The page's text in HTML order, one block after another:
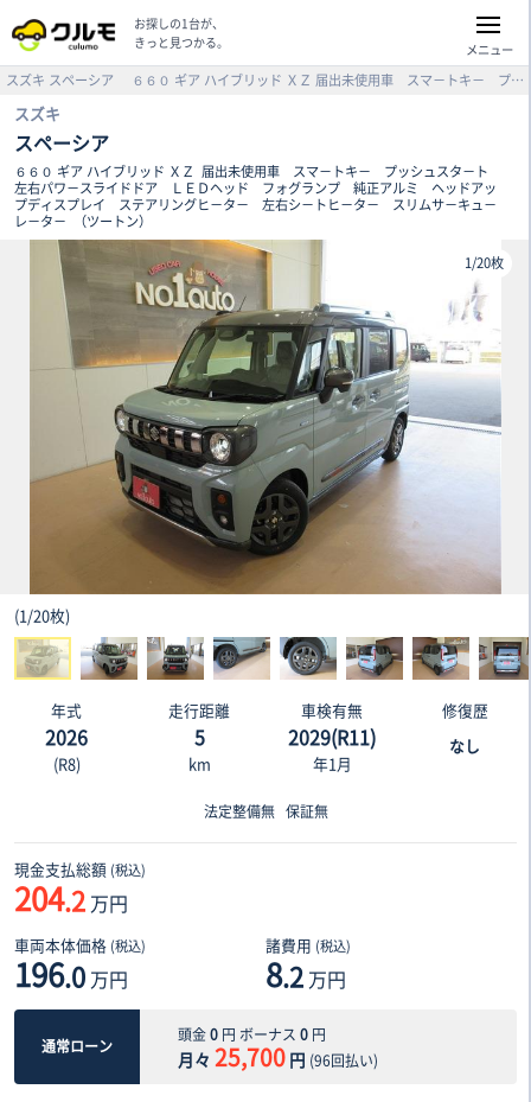
お探しの1台が、
きっと見つかる。
メニュー
スズキ スペーシア ６６０ ギア ハイブリッド ＸＺ 届出未使用車 スマ－トキ－ プッシュスタ－ト 左右パワ－スライドドア ＬＥＤヘッド フォグランプ 純正アルミ ヘッドアップディスプレイ ステアリングヒ－タ－ 左右シ－トヒ－タ－ スリムサ－キュ－レ－タ－ （ツートン）
スズキ
スペーシア
６６０ ギア ハイブリッド ＸＺ 届出未使用車 スマ－トキ－ プッシュスタ－ト
左右パワ－スライドドア ＬＥＤヘッド フォグランプ 純正アルミ ヘッドアッ
プディスプレイ ステアリングヒ－タ－ 左右シ－トヒ－タ－ スリムサ－キュ－
レ－タ－
（ツートン）
1/20枚
(1/20枚)
年式
2026
(R8)
走行距離
5
km
車検有無
2029(R11)
年1月
修復歴
なし
法定整備無 保証無
現金支払総額 (税込)
204.2 万円
車両本体価格 (税込)
196.0 万円
諸費用 (税込)
8.2 万円
通常ローン
頭金0円 ボーナス 0円
月々 25,700円 (96回払い)